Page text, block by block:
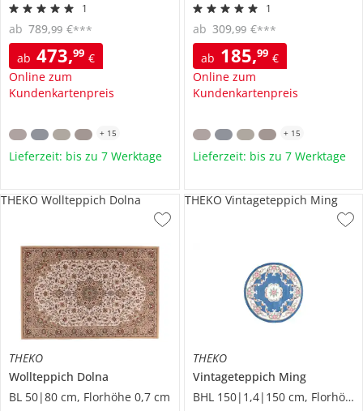
1
ab 473,99 €
Online zum
Kundenkartenpreis
ab 789,99 €***
+ 15
Lieferzeit: bis zu 7 Werktage
1
ab 185,99 €
Online zum
Kundenkartenpreis
ab 309,99 €***
+ 15
Lieferzeit: bis zu 7 Werktage
THEKO
Wollteppich Dolna
BL 50|80 cm, Florhöhe 0,7 cm
THEKO Wollteppich Dolna
THEKO
Vintageteppich Ming
BHL 150|1,4|150 cm, Florhöhe 1 cm
THEKO Vintageteppich Ming